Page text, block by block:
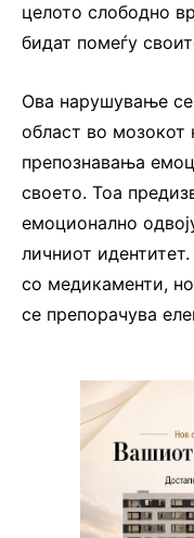
целото слободно
бидат помеѓу
Ова нарушување се
област во мозокот
препознавања
своето. Тоа
емоционално
личниот
со медикаменти,
се препорачува